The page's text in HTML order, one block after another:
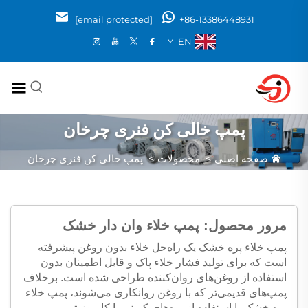
+86-13386448931
[email protected]
EN
پمپ خالی کن فنری چرخان
صفحه اصلی>محصولات>پمپ خالی کن فنری چرخان
مرور محصول: پمپ خلاء وان دار خشک
پمپ خلاء پره خشک یک راه‌حل خلاء بدون روغن پیشرفته
است که برای تولید فشار خلاء پاک و قابل اطمینان بدون
استفاده از روغن‌های روان‌کننده طراحی شده است. برخلاف
پمپ‌های قدیمی‌تر که با روغن روانکاری می‌شوند، پمپ خلاء